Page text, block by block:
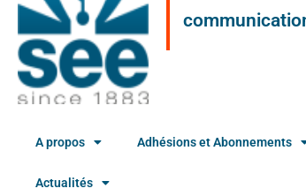
A propos Adhésions et Abonnements
Actualités